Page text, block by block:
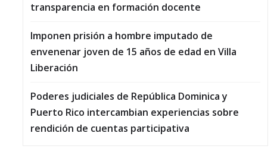
transparencia en formación docente
Imponen prisión a hombre imputado de
envenenar joven de 15 años de edad en Villa
Liberación
Poderes judiciales de República Dominica y
Puerto Rico intercambian experiencias sobre
rendición de cuentas participativa